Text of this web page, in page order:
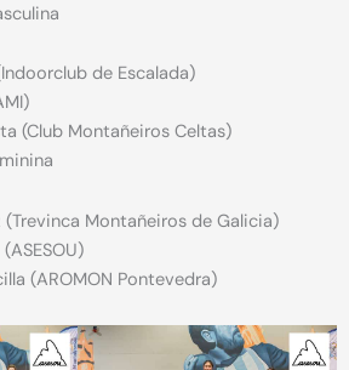
de Escalada)
(Club Montañeiros Celtas)
(Trevinca Montañeiros de Galicia)
(AROMON Pontevedra)